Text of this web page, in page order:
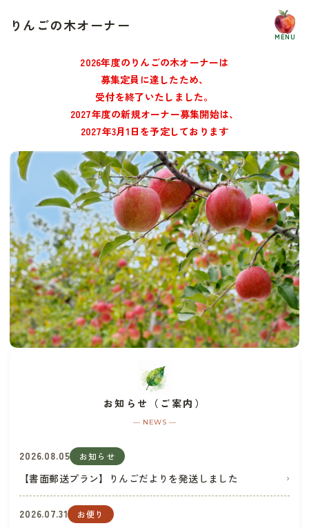
りんごの木オーナー
MENU
2026年度のりんごの木オーナーは
募集定員に達したため、
受付を終了いたしました。
2027年度の新規オーナー募集開始は、
2027年3月1日を予定しております
お知らせ（ご案内）
— NEWS —
2026.08.05 お知らせ
【書面郵送プラン】りんごだよりを発送しました ›
2026.07.31 お便り